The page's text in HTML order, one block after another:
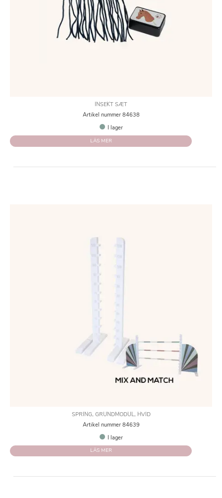
INSEKT SÆT
Artikel nummer 84638
I lager
LÄS MER
SPRING, GRUNDMODUL, HVID
Artikel nummer 84639
I lager
LÄS MER